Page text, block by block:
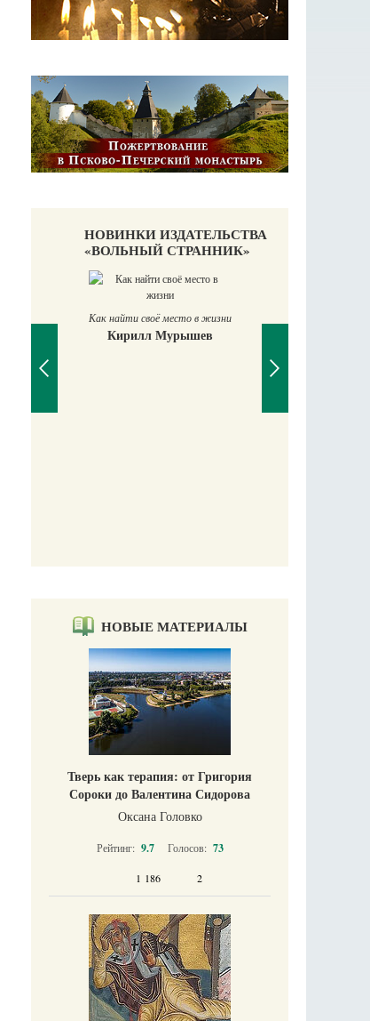
НОВИНКИ ИЗДАТЕЛЬСТВА
«ВОЛЬНЫЙ СТРАННИК»
Как найти своё место в жизни
Кирилл Мурышев
НОВЫЕ МАТЕРИАЛЫ
Тверь как терапия: от Григория
Сороки до Валентина Сидорова
Оксана Головко
Рейтинг: 9.7 Голосов: 73
1 186 2